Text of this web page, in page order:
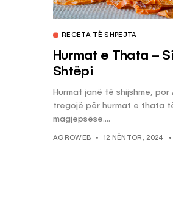
RECETA TË SHPEJTA
Hurmat e Thata –
Shtëpi
Hurmat janë të shijshme, por
tregojë për hurmat e thata
magjepsëse....
AGROWEB 12 NËNTOR, 2024